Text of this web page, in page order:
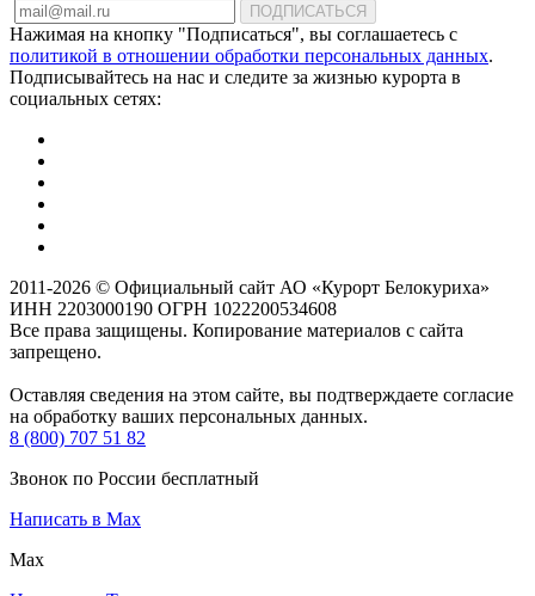
ПОДПИСАТЬСЯ
Нажимая на кнопку "Подписаться", вы соглашаетесь с
политикой в отношении обработки персональных данных.
Подписывайтесь на нас и следите за жизнью курорта в
социальных сетях:
2011-2026 © Официальный сайт АО «Курорт Белокуриха»
ИНН 2203000190 ОГРН 1022200534608
Все права защищены. Копирование материалов с сайта
запрещено.
Оставляя сведения на этом сайте, вы подтверждаете согласие
на обработку ваших персональных данных.
8 (800) 707 51 82
Звонок по России бесплатный
Написать в Max
Max